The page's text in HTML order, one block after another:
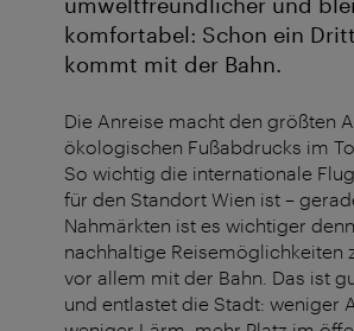
komfortabel: Schon ein
kommt mit der Bahn.
Die Anreise macht den größten
ökologischen Fußabdrucks im
So wichtig die internationale
für den Standort Wien ist –
Nahmärkten ist es wichtiger denn
nachhaltige Reisemöglichkeiten
vor allem mit der Bahn. Das ist
und entlastet die Stadt: weniger